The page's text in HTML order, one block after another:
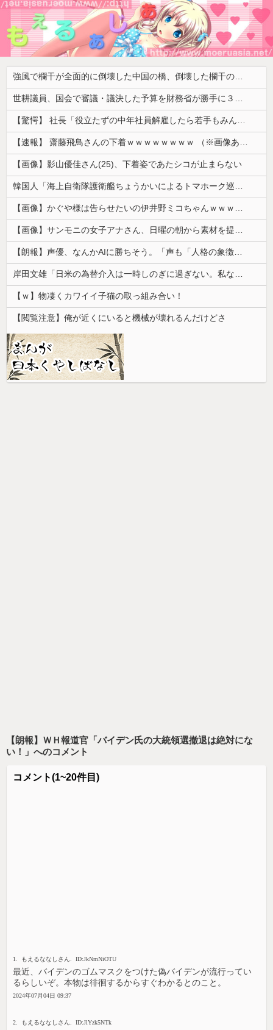
強風で欄干が全面的に倒壊した中国の橋、倒壊した欄干の破片を調べると凄まじい事実が発覚して……
世耕議員、国会で審議・議決した予算を財務省が勝手に３兆円動かしていると指摘・問題視
【驚愕】 社長「役立たずの中年社員解雇したら若手もみんな辞めてしまった…」
【速報】 齋藤飛鳥さんの下着ｗｗｗｗｗｗｗｗ （※画像あり）
【画像】影山優佳さん(25)、下着姿であたシコが止まらない
韓国人「海上自衛隊護衛艦ちょうかいによるトマホーク巡航ミサイルの実射試験に韓国人が衝撃！」→「着々と進む最新鋭の防衛装備‥」
【画像】かぐや様は告らせたいの伊井野ミコちゃんｗｗｗｗｗ
【画像】サンモニの女子アナさん、日曜の朝から素材を提供してしまう
【朗報】声優、なんかAIに勝ちそう。「声も「人格の象徴」明記、法務省」
岸田文雄「日米の為替介入は一時しのぎに過ぎない。私なら円を強くすることが出来る」
【ｗ】物凄くカワイイ子猫の取っ組み合い！
【閲覧注意】俺が近くにいると機械が壊れるんだけどさ
【朗報】ＷＨ報道官「バイデン氏の大統領選撤退は絶対にな
い！」 へのコメント
コメント(1~20件目)
1. もえるななしさん. ID:JkNmNiOTU
最近、バイデンのゴムマスクをつけた偽バイデンが流行ってい
るらしいぞ。本物は徘徊するからすぐわかるとのこと。
2024年07月04日 09:37
2. もえるななしさん. ID:JlYzk5NTk